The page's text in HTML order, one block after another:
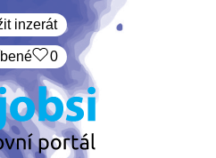
inzerát
0